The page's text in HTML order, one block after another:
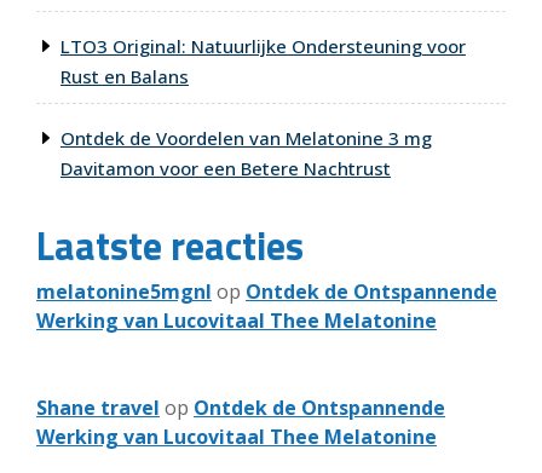
LTO3 Original: Natuurlijke Ondersteuning voor
Rust en Balans
Ontdek de Voordelen van Melatonine 3 mg
Davitamon voor een Betere Nachtrust
Laatste reacties
melatonine5mgnl op Ontdek de Ontspannende
Werking van Lucovitaal Thee Melatonine
Shane travel op Ontdek de Ontspannende
Werking van Lucovitaal Thee Melatonine